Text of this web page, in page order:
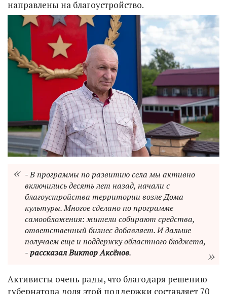
направлены на благоустройство.
- В программы по развитию села мы активно
включились десять лет назад, начали с
благоустройства территории возле Дома
культуры. Многое сделано по программе
самообложения: жители собирают средства,
ответственный бизнес добавляет. И дальше
получаем еще и поддержку областного бюджета,
-рассказал Виктор Аксёнов.
Активисты очень рады, что благодаря решению
губернатора доля этой поддержки составляет 70